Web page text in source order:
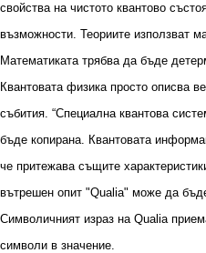
свойства на чистото квантово
възможности. Теориите използват
Математиката трябва да бъде
Квантовата физика просто описва
събития. “Специална квантова
бъде копирана. Квантовата
че притежава същите
вътрешен опит "Qualia" може да
Символичният израз на Qualia
символи в значение.